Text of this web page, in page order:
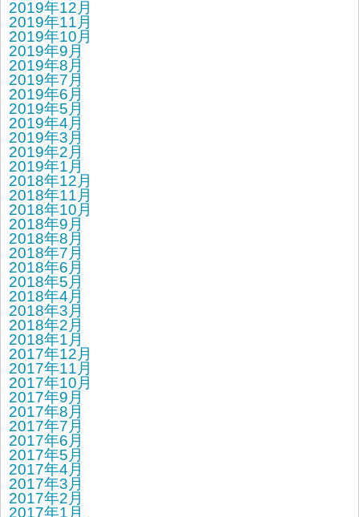
2019年12月
2019年11月
2019年10月
2019年9月
2019年8月
2019年7月
2019年6月
2019年5月
2019年4月
2019年3月
2019年2月
2019年1月
2018年12月
2018年11月
2018年10月
2018年9月
2018年8月
2018年7月
2018年6月
2018年5月
2018年4月
2018年3月
2018年2月
2018年1月
2017年12月
2017年11月
2017年10月
2017年9月
2017年8月
2017年7月
2017年6月
2017年5月
2017年4月
2017年3月
2017年2月
2017年1月